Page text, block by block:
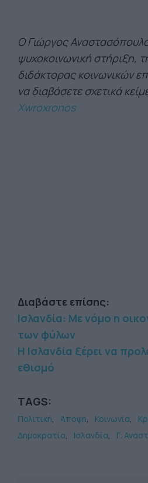
O Γιώργος
ψυχοκοινωνική στήριξη,
διδάκτορας κοινωνικών
να διαβάσετε σχετικά
Xwroxronos
Διαβάστε επίσης:
Ισλανδία: Με νόμο η
των φύλων
Η Ισλανδία ξέρει να
εθισμό
TAGS:
Πολιτική Άποψη Κοινωνία
Δημοκρατία
Ισλανδία Γ.